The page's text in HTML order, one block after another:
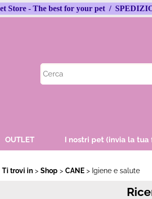
Store - The best for your pet /
OUTLET I nostri pet (invia la tua
Ti trovi in Shop CANE Igiene e salute